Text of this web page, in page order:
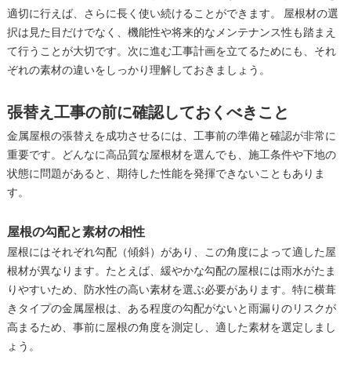
適切に行えば、さらに長く使い続けることができます。 屋根材の選
択は見た目だけでなく、機能性や将来的なメンテナンス性も踏まえ
て行うことが大切です。次に進む工事計画を立てるためにも、それ
ぞれの素材の違いをしっかり理解しておきましょう。
張替え工事の前に確認しておくべきこと
金属屋根の張替えを成功させるには、工事前の準備と確認が非常に
重要です。どんなに高品質な屋根材を選んでも、施工条件や下地の
状態に問題があると、期待した性能を発揮できないこともありま
す。
屋根の勾配と素材の相性
屋根にはそれぞれ勾配（傾斜）があり、この角度によって適した屋
根材が異なります。たとえば、緩やかな勾配の屋根には雨水がたま
りやすいため、防水性の高い素材を選ぶ必要があります。特に横葺
きタイプの金属屋根は、ある程度の勾配がないと雨漏りのリスクが
高まるため、事前に屋根の角度を測定し、適した素材を選定しまし
ょう。